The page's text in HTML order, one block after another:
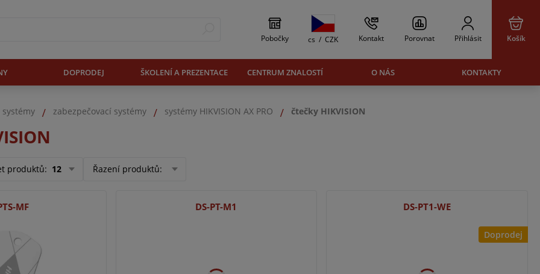
Pobočky cs / CZK Kontakt Porovnat Přihlásit Košík
DOPRODEJ ŠKOLENÍ A PREZENTACE CENTRUM ZNALOSTÍ O NÁS KONTAKTY
systémy zabezpečovací systémy systémy HIKVISION AX PRO čtečky HIKVISION
produktů: 12 Řazení produktů:
MF DS-PT-M1
Doprodej
DS-PT1-WE